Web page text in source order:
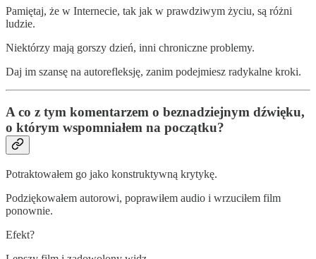
Pamiętaj, że w Internecie, tak jak w prawdziwym życiu, są różni
ludzie.
Niektórzy mają gorszy dzień, inni chroniczne problemy.
Daj im szansę na autorefleksję, zanim podejmiesz radykalne kroki.
A co z tym komentarzem o beznadziejnym dźwięku,
o którym wspomniałem na początku?
Potraktowałem go jako konstruktywną krytykę.
Podziękowałem autorowi, poprawiłem audio i wrzuciłem film
ponownie.
Efekt?